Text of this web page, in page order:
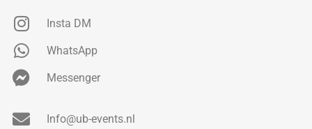
Insta DM
WhatsApp
Messenger
Info@ub-events.nl